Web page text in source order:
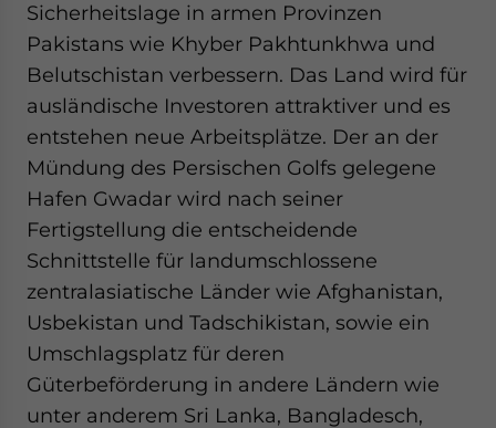
Sicherheitslage in armen Provinzen
Pakistans wie Khyber Pakhtunkhwa und
Belutschistan verbessern. Das Land wird für
ausländische Investoren attraktiver und es
entstehen neue Arbeitsplätze. Der an der
Mündung des Persischen Golfs gelegene
Hafen Gwadar wird nach seiner
Fertigstellung die entscheidende
Schnittstelle für landumschlossene
zentralasiatische Länder wie Afghanistan,
Usbekistan und Tadschikistan, sowie ein
Umschlagsplatz für deren
Güterbeförderung in andere Ländern wie
unter anderem Sri Lanka, Bangladesch,